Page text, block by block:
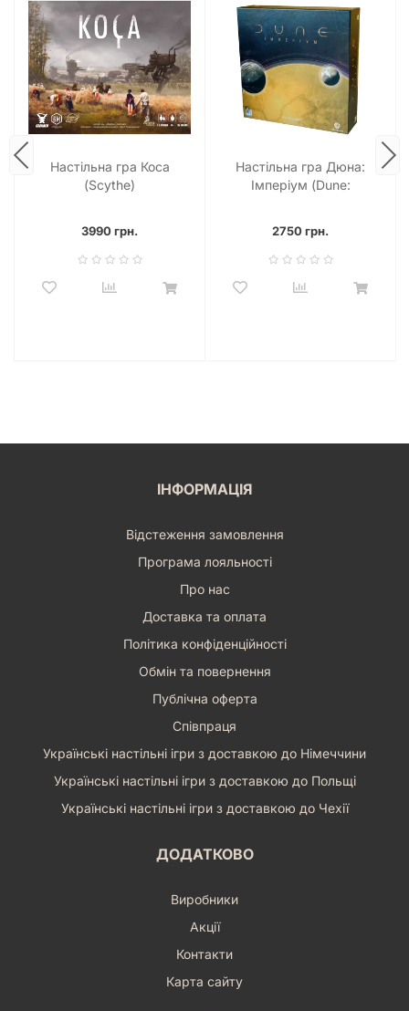
стратегічного мислення, дипломатії та військової
майстерності. Готові підкорити галактику?
Настільна гра Коса
(Scythe)
3990 грн.
Настільна гра Дюна:
Імперіум (Dune:
2750 грн.
ІНФОРМАЦІЯ
Відстеження замовлення
Програма лояльності
Про нас
Доставка та оплата
Політика конфіденційності
Обмін та повернення
Публічна оферта
Співпраця
Українські настільні ігри з доставкою до Німеччини
Українські настільні ігри з доставкою до Польщі
Українські настільні ігри з доставкою до Чехії
ДОДАТКОВО
Виробники
Акції
Контакти
Карта сайту